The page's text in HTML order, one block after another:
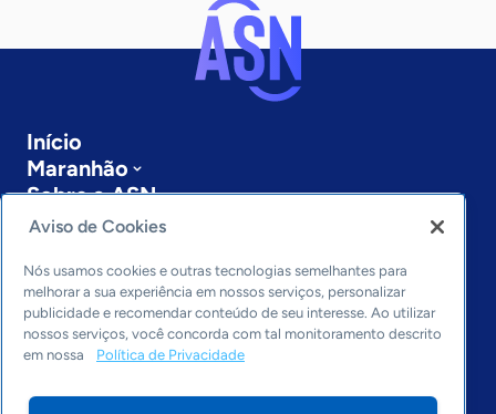
Início
Maranhão
Sobre a ASN
Últimas notícias
Editorias
Economia & Política
Inovação & Tecnologia
Dados
Aviso de Cookies
Nós usamos cookies e outras tecnologias semelhantes para
melhorar a sua experiência em nossos serviços, personalizar
publicidade e recomendar conteúdo de seu interesse. Ao utilizar
nossos serviços, você concorda com tal monitoramento descrito
em nossa
Política de Privacidade